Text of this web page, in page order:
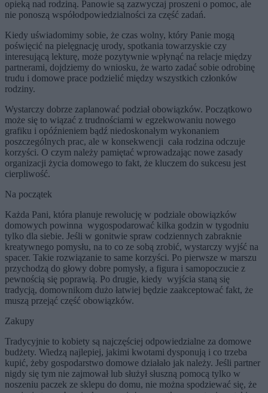
opieką nad rodziną. Panowie są zazwyczaj proszeni o pomoc, ale
nie ponoszą współodpowiedzialności za część zadań.
Kiedy uświadomimy sobie, że czas wolny, który Panie mogą
poświęcić na pielęgnację urody, spotkania towarzyskie czy
interesującą lekturę, może pozytywnie wpłynąć na relacje między
partnerami, dojdziemy do wniosku, że warto zadać sobie odrobinę
trudu i domowe prace podzielić między wszystkich członków
rodziny.
Wystarczy dobrze zaplanować podział obowiązków. Początkowo
może się to wiązać z trudnościami w egzekwowaniu nowego
grafiku i opóźnieniem bądź niedoskonałym wykonaniem
poszczególnych prac, ale w konsekwencji cała rodzina odczuje
korzyści. O czym należy pamiętać wprowadzając nowe zasady
organizacji życia domowego to fakt, że kluczem do sukcesu jest
cierpliwość.
Na początek
Każda Pani, która planuje rewolucję w podziale obowiązków
domowych powinna wygospodarować kilka godzin w tygodniu
tylko dla siebie. Jeśli w gonitwie spraw codziennych zabraknie
kreatywnego pomysłu, na to co ze sobą zrobić, wystarczy wyjść na
spacer. Takie rozwiązanie to same korzyści. Po pierwsze w marszu
przychodzą do głowy dobre pomysły, a figura i samopoczucie z
pewnością się poprawią. Po drugie, kiedy wyjścia staną się
tradycją, domownikom dużo łatwiej będzie zaakceptować fakt, że
muszą przejąć część obowiązków.
Zakupy
Tradycyjnie to kobiety są najczęściej odpowiedzialne za domowe
budżety. Wiedzą najlepiej, jakimi kwotami dysponują i co trzeba
kupić, żeby gospodarstwo domowe działało jak należy. Jeśli partner
nigdy się tym nie zajmował lub służył słuszną pomocą tylko w
noszeniu paczek ze sklepu do domu, nie można spodziewać się, że